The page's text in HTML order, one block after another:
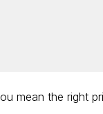
mean the right